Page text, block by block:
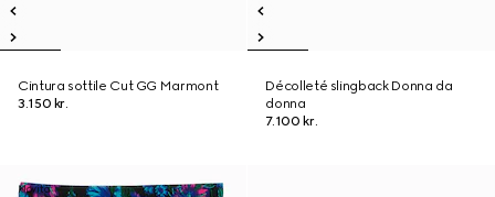
Cintura sottile Cut GG Marmont
3.150 kr.
Décolleté slingback Donna da
donna
7.100 kr.
Novità